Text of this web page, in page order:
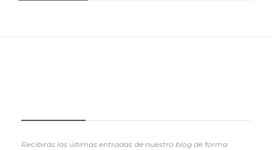
Recibirás las últimas entradas de nuestro blog de forma